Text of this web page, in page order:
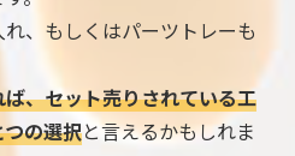
、もしくはパーツトレーも
、セット売りされている工
の選択と言えるかもしれま